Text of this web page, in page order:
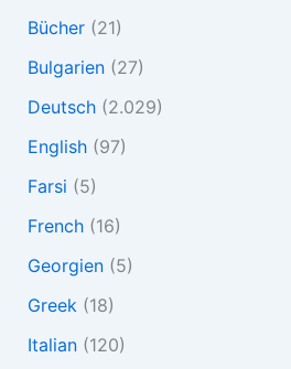
Bücher(21)
Bulgarien(27)
Deutsch(2.029)
English(97)
Farsi (5)
French(16)
Georgien(5)
Greek (18)
Italian(120)